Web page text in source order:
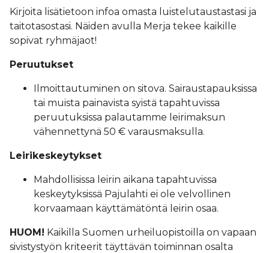
Kirjoita lisätietoon infoa omasta luistelutaustastasi ja
taitotasostasi. Näiden avulla Merja tekee kaikille
sopivat ryhmäjaot!
Peruutukset
Ilmoittautuminen on sitova. Sairaustapauksissa
tai muista painavista syistä tapahtuvissa
peruutuksissa palautamme leirimaksun
vähennettynä 50 € varausmaksulla.
Leirikeskeytykset
Mahdollisissa leirin aikana tapahtuvissa
keskeytyksissä Pajulahti ei ole velvollinen
korvaamaan käyttämätöntä leirin osaa.
HUOM! Kaikilla Suomen urheiluopistoilla on vapaan
sivistystyön kriteerit täyttävän toiminnan osalta